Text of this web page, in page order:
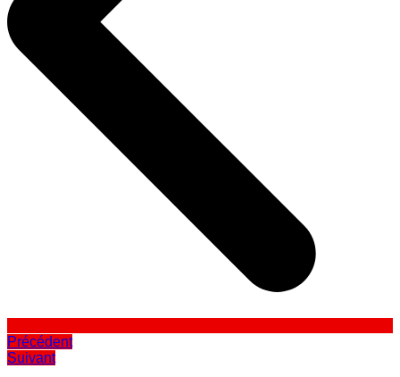
Précédent
Suivant